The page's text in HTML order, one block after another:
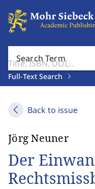
Search Term
Full-Text Search
Back to issue
Jörg Neuner
Der